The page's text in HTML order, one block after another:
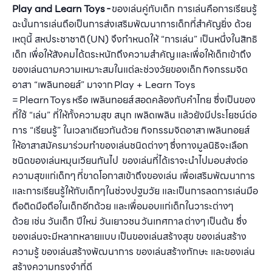
Play and Learn Toys -ของเล่นคู่กับเด็ก การเล่นคือการเรียนรู้
ฉะนั้นการเล่นถือเป็นการส่งเสริมพัฒนาการเด็กที่สำคัญยิ่ง ด้วย
เหตุนี้ สหประชาชาติ (UN) จึงกำหนดให้ “การเล่น” เป็นหนึ่งในสิทธิ
เด็ก เพื่อให้สังคมได้ตระหนักถึงความสำคัญ และเพื่อให้เด็กเข้าถึง
ของเล่นตามความเหมาะสมในแต่ละช่วงวัยของเด็ก กิจกรรมจิต
อาสา “เพลินทอยส์” มาจาก Play + Learn Toys
= Plearn Toys หรือ เพลินทอยส์ สอดคล้องกับคำไทย ซึ่งเป็นของ
ที่ใช้ “เล่น” ที่ให้ทั้งความสุข สนุก เพลิดเพลิน แล้วยังมีประโยชน์ต่อ
การ “เรียนรู้” ในเวลาเดียวกันด้วย กิจกรรมจิตอาสา เพลินทอยส์
ให้อาสาสมัครมาร่วมทำของเล่นชนิดต่างๆ ซึ่งทางมูลนิธิจะเลือก
ชนิดของเล่นหมุนเวียนกันไป ของเล่นที่ได้เราจะนำไปมอบส่งต่อ
ความสุขแก่เด็กๆ ที่ขาดโอกาสเข้าถึงของเล่น เพื่อเสริมพัฒนาการ
และการเรียนรู้ให้กับเด็กๆในช่วงปฐมวัย และเป็นการลดการเล่นมือ
ถือติดมือถือในเด็กอีกด้วย และเพื่อมอบแก่เด็กในวาระต่างๆ
ด้วย เช่น วันเด็ก ปีใหม่ วันเยาวชน วันเทศกาล ต่างๆ เป็นต้น ซึ่ง
ของเล่นจะมีหลากหลายแบบ เป็นของเล่นสร้างสุข ของเล่นสร้าง
ความรู้ ของเล่นสร้างพัฒนาการ ของเล่นสร้างทักษะ และของเล่น
สร้างความทรงจำที่ดี